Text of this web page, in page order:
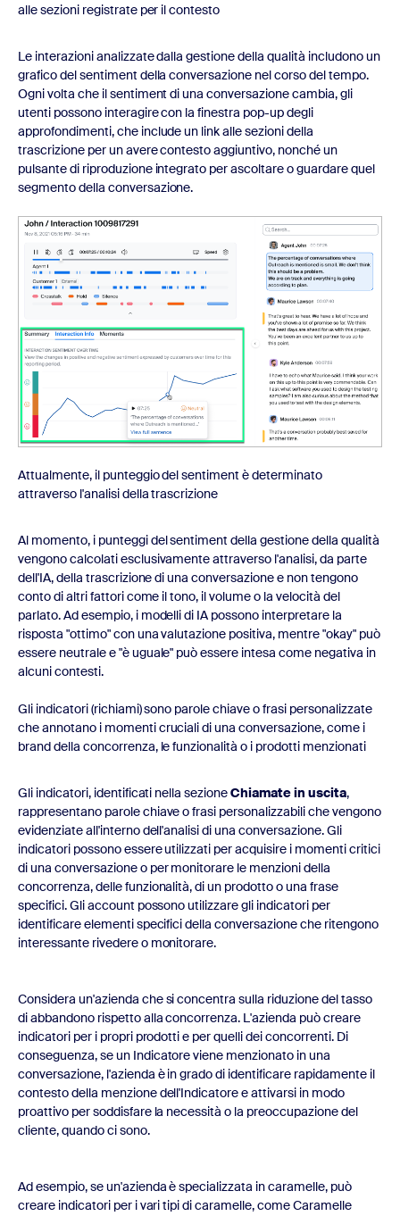
alle sezioni registrate per il contesto
Le interazioni analizzate dalla gestione della qualità includono un
grafico del sentiment della conversazione nel corso del tempo.
Ogni volta che il sentiment di una conversazione cambia, gli
utenti possono interagire con la finestra pop-up degli
approfondimenti, che include un link alle sezioni della
trascrizione per un avere contesto aggiuntivo, nonché un
pulsante di riproduzione integrato per ascoltare o guardare quel
segmento della conversazione.
Attualmente, il punteggio del sentiment è determinato
attraverso l'analisi della trascrizione
Al momento, i punteggi del sentiment della gestione della qualità
vengono calcolati esclusivamente attraverso l'analisi, da parte
dell'IA, della trascrizione di una conversazione e non tengono
conto di altri fattori come il tono, il volume o la velocità del
parlato. Ad esempio, i modelli di IA possono interpretare la
risposta "ottimo" con una valutazione positiva, mentre "okay" può
essere neutrale e "è uguale" può essere intesa come negativa in
alcuni contesti.
Gli indicatori (richiami) sono parole chiave o frasi personalizzate
che annotano i momenti cruciali di una conversazione, come i
brand della concorrenza, le funzionalità o i prodotti menzionati
Gli indicatori, identificati nella sezioneChiamate in uscita,
rappresentano parole chiave o frasi personalizzabili che vengono
evidenziate all'interno dell'analisi di una conversazione. Gli
indicatori possono essere utilizzati per acquisire i momenti critici
di una conversazione o per monitorare le menzioni della
concorrenza, delle funzionalità, di un prodotto o una frase
specifici. Gli account possono utilizzare gli indicatori per
identificare elementi specifici della conversazione che ritengono
interessante rivedere o monitorare.
Considera un'azienda che si concentra sulla riduzione del tasso
di abbandono rispetto alla concorrenza. L'azienda può creare
indicatori per i propri prodotti e per quelli dei concorrenti. Di
conseguenza, se un Indicatore viene menzionato in una
conversazione, l'azienda è in grado di identificare rapidamente il
contesto della menzione dell'Indicatore e attivarsi in modo
proattivo per soddisfare la necessità o la preoccupazione del
cliente, quando ci sono.
Ad esempio, se un'azienda è specializzata in caramelle, può
creare indicatori per i vari tipi di caramelle, come Caramelle